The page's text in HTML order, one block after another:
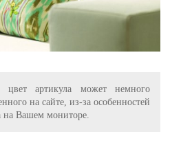
цвет артикула может немного
на сайте, из-за особенностей
на Вашем мониторе.